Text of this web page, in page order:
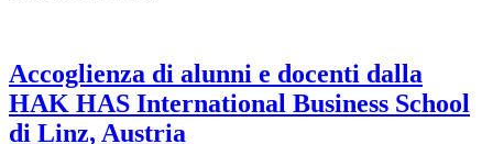
Accoglienza di alunni e docenti dalla
HAK HAS International Business School
di Linz, Austria